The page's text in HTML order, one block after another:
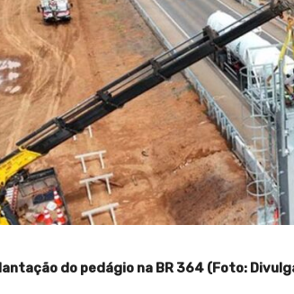
do pedágio na BR 364 (Foto: